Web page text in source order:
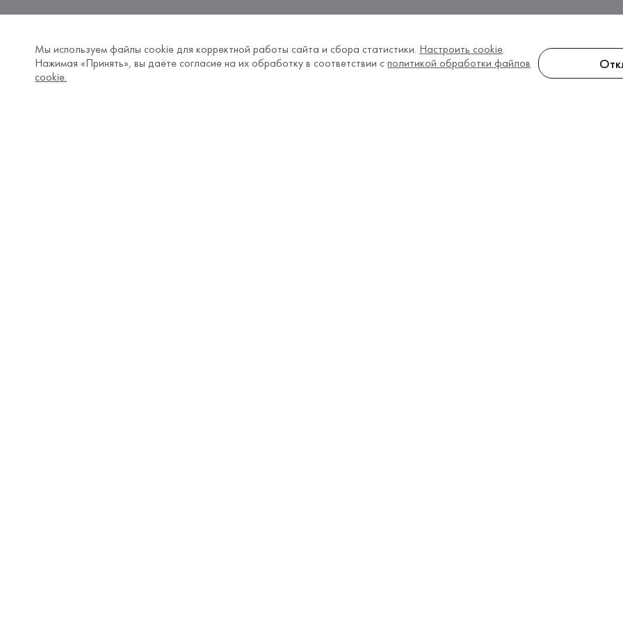
Мы используем файлы cookie для корректной работы сайта и сбора статистики. Настроить cookie.
Нажимая «Принять», вы даёте согласие на их обработку в соответствии с политикой обработки файлов
cookie.